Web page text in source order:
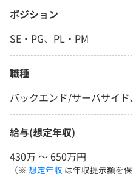
ポジション
SE・PG、PL・PM
職種
バックエンド/サーバサイド
給与(想定年収)
430万 〜 650万円
（※ 想定年収 は年収提示額を